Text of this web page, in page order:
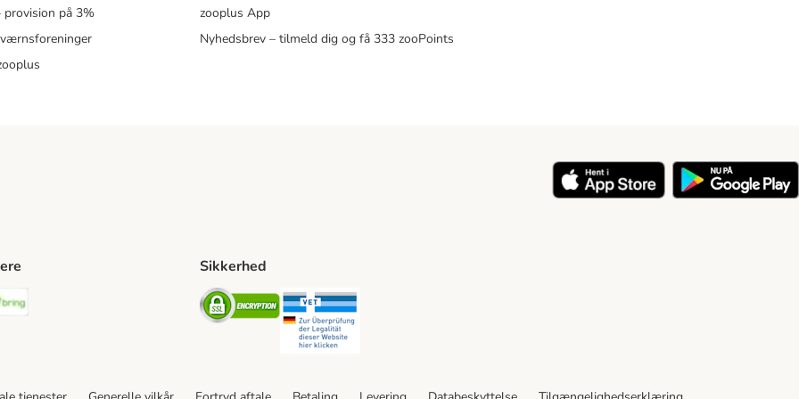
på 3%
zooplus App
Nyhedsbrev – tilmeld dig og få 333 zooPoints
MethodShipping Method
Sikkerhed
Security